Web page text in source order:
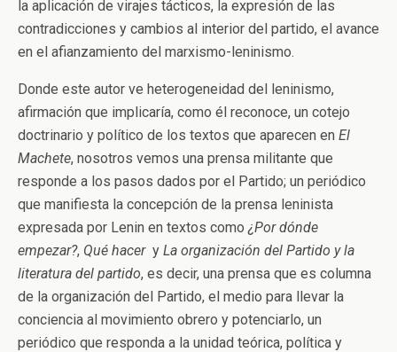
la aplicación de virajes tácticos, la expresión de las
contradicciones y cambios al interior del partido, el avance
en el afianzamiento del marxismo-leninismo.
Donde este autor ve heterogeneidad del leninismo,
afirmación que implicaría, como él reconoce, un cotejo
doctrinario y político de los textos que aparecen en El
Machete, nosotros vemos una prensa militante que
responde a los pasos dados por el Partido; un periódico
que manifiesta la concepción de la prensa leninista
expresada por Lenin en textos como ¿Por dónde
empezar?, Qué hacery La organización del Partido y la
literatura del partido, es decir, una prensa que es columna
de la organización del Partido, el medio para llevar la
conciencia al movimiento obrero y potenciarlo, un
periódico que responda a la unidad teórica, política y